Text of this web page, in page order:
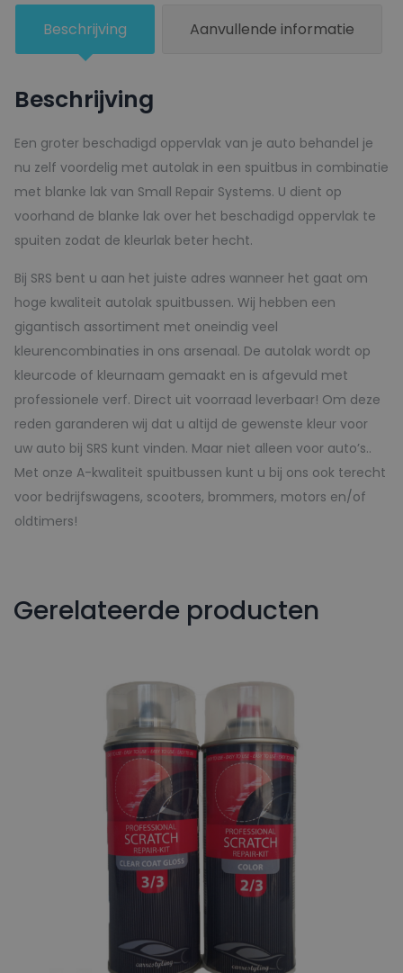
DARK
-
aantal
Beschrijving Aanvullende informatie
Beschrijving
Een groter beschadigd oppervlak van je auto behandel je
nu zelf voordelig met autolak in een spuitbus in combinatie
met blanke lak van Small Repair Systems. U dient op
voorhand de blanke lak over het beschadigd oppervlak te
spuiten zodat de kleurlak beter hecht.
Bij SRS bent u aan het juiste adres wanneer het gaat om
hoge kwaliteit autolak spuitbussen. Wij hebben een
gigantisch assortiment met oneindig veel
kleurencombinaties in ons arsenaal. De autolak wordt op
kleurcode of kleurnaam gemaakt en is afgevuld met
professionele verf. Direct uit voorraad leverbaar! Om deze
reden garanderen wij dat u altijd de gewenste kleur voor
uw auto bij SRS kunt vinden. Maar niet alleen voor auto’s..
Met onze A-kwaliteit spuitbussen kunt u bij ons ook terecht
voor bedrijfswagens, scooters, brommers, motors en/of
oldtimers!
Gerelateerde producten